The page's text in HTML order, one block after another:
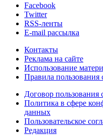
Facebook
Twitter
RSS-ленты
E-mail рассылка
Контакты
Реклама на сайте
Использование
Правила пользования
Договор пользования
Политика в сфере
данных
Пользовательское
Редакция